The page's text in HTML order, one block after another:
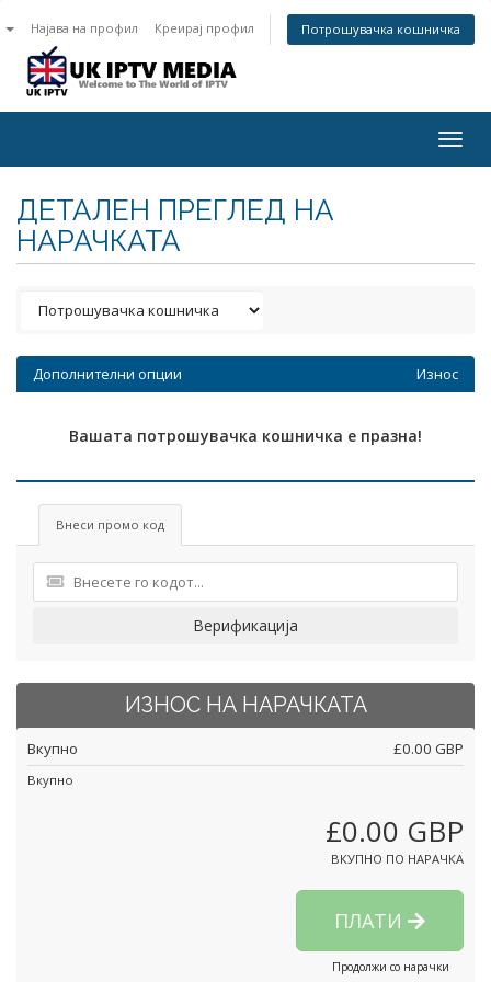
Најава на профил Креирај профил Потрошувачка кошничка
ДЕТАЛЕН ПРЕГЛЕД НА
НАРАЧКАТА
Дополнителни опции Износ
Вашата потрошувачка кошничка е празна!
Внеси промо код
Верификација
ИЗНОС НА НАРАЧКАТА
Вкупно £0.00 GBP
Вкупно
£0.00 GBP
ВКУПНО ПО НАРАЧКА
ПЛАТИ
Продолжи со нарачки